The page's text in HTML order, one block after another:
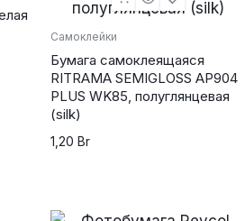
Самоклейки
Бумага самоклеящаяся
RITRAMA SEMIGLOSS AP904
PLUS WK85, полуглянцевая
(silk)
1,20 Br